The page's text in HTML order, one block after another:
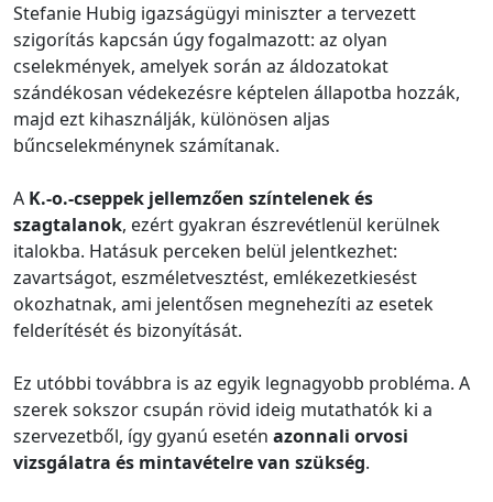
Stefanie Hubig igazságügyi miniszter a tervezett
szigorítás kapcsán úgy fogalmazott: az olyan
cselekmények, amelyek során az áldozatokat
szándékosan védekezésre képtelen állapotba hozzák,
majd ezt kihasználják, különösen aljas
bűncselekménynek számítanak.
A K.-o.-cseppek jellemzően színtelenek és
szagtalanok, ezért gyakran észrevétlenül kerülnek
italokba. Hatásuk perceken belül jelentkezhet:
zavartságot, eszméletvesztést, emlékezetkiesést
okozhatnak, ami jelentősen megnehezíti az esetek
felderítését és bizonyítását.
Ez utóbbi továbbra is az egyik legnagyobb probléma. A
szerek sokszor csupán rövid ideig mutathatók ki a
szervezetből, így gyanú esetén azonnali orvosi
vizsgálatra és mintavételre van szükség.